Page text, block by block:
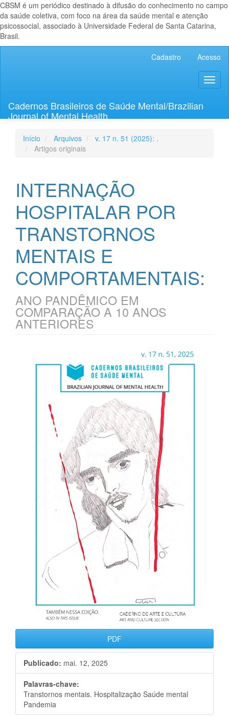
CBSM é um periódico destinado à difusão do conhecimento no campo
da saúde coletiva, com foco na área da saúde mental e atenção
psicossocial, associado à Universidade Federal de Santa Catarina,
Brasil.
Lateral
Cadastro Acesso
Cadernos Brasileiros de Saúde Mental/Brazilian
Journal of Mental Health
Início Arquivos
v. 17 n. 51 (2025): .
Artigos originais
INTERNAÇÃO
HOSPITALAR POR
TRANSTORNOS
MENTAIS E
COMPORTAMENTAIS:
ANO PANDÊMICO EM
COMPARAÇÃO A 10 ANOS
ANTERIORES
lateral
artigos
PDF
Publicado: mai. 12, 2025
Palavras-chave:
Transtornos mentais. Hospitalização Saúde mental
Pandemia